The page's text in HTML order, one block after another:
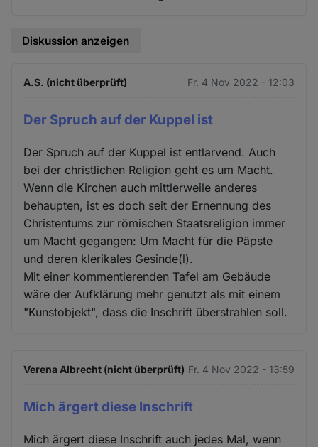
Diskussion anzeigen
A.S. (nicht überprüft) Fr. 4 Nov 2022 - 12:03
Der Spruch auf der Kuppel ist
Der Spruch auf der Kuppel ist entlarvend. Auch
bei der christlichen Religion geht es um Macht.
Wenn die Kirchen auch mittlerweile anderes
behaupten, ist es doch seit der Ernennung des
Christentums zur römischen Staatsreligion immer
um Macht gegangen: Um Macht für die Päpste
und deren klerikales Gesinde(l).
Mit einer kommentierenden Tafel am Gebäude
wäre der Aufklärung mehr genutzt als mit einem
"Kunstobjekt", dass die Inschrift überstrahlen soll.
Verena Albrecht (nicht überprüft) Fr. 4 Nov 2022 - 13:59
Mich ärgert diese Inschrift
Mich ärgert diese Inschrift auch jedes Mal, wenn